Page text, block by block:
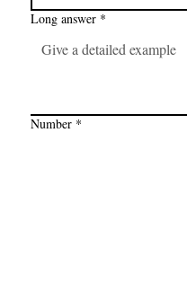
Long answer *
Number *